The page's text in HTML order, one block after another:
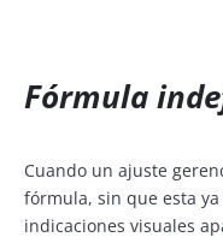
Fórmula
Cuando un ajuste
fórmula, sin que esta
indicaciones visuales